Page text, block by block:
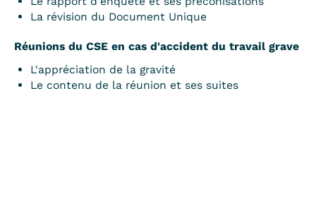
La révision du Document Unique
Réunions du CSE en cas d'accident du travail grave
L'appréciation de la gravité
Le contenu de la réunion et ses suites